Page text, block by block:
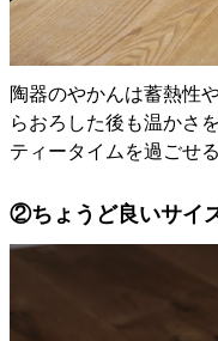
陶器のやかんは蓄熱性
らおろした後も温かさ
ティータイムを過ごせ
②ちょうど良いサイ